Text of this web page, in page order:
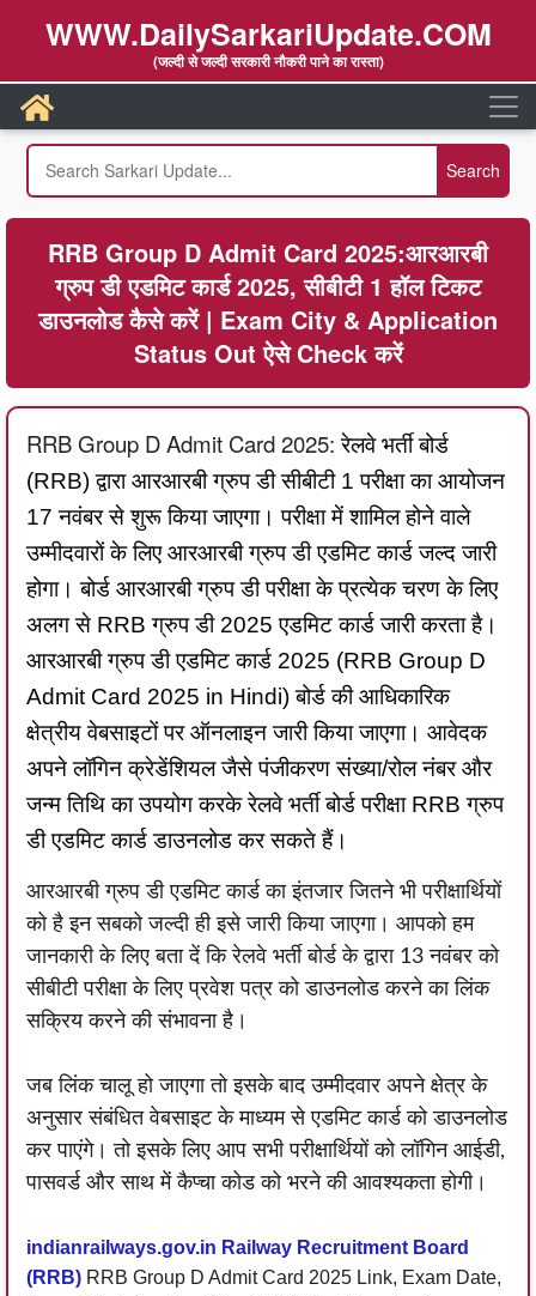
WWW.DailySarkariUpdate.COM
(जल्दी से जल्दी सरकारी नौकरी पाने का रास्ता)
RRB Group D Admit Card 2025:आरआरबी
ग्रुप डी एडमिट कार्ड 2025, सीबीटी 1 हॉल टिकट
डाउनलोड कैसे करें | Exam City & Application
Status Out ऐसे Check करें
RRB Group D Admit Card 2025:रेलवे भर्ती बोर्ड
(RRB) द्वारा आरआरबी ग्रुप डी सीबीटी 1 परीक्षा का आयोजन
17 नवंबर से शुरू किया जाएगा। परीक्षा में शामिल होने वाले
उम्मीदवारों के लिए आरआरबी ग्रुप डी एडमिट कार्ड जल्द जारी
होगा। बोर्ड आरआरबी ग्रुप डी परीक्षा के प्रत्येक चरण के लिए
अलग से RRB ग्रुप डी 2025 एडमिट कार्ड जारी करता है।
आरआरबी ग्रुप डी एडमिट कार्ड 2025 (RRB Group D
Admit Card 2025 in Hindi) बोर्ड की आधिकारिक
क्षेत्रीय वेबसाइटों पर ऑनलाइन जारी किया जाएगा। आवेदक
अपने लॉगिन क्रेडेंशियल जैसे पंजीकरण संख्या/रोल नंबर और
जन्म तिथि का उपयोग करके रेलवे भर्ती बोर्ड परीक्षा RRB ग्रुप
डी एडमिट कार्ड डाउनलोड कर सकते हैं।
आरआरबी ग्रुप डी एडमिट कार्ड का इंतजार जितने भी परीक्षार्थियों
को है इन सबको जल्दी ही इसे जारी किया जाएगा। आपको हम
जानकारी के लिए बता दें कि रेलवे भर्ती बोर्ड के द्वारा 13 नवंबर को
सीबीटी परीक्षा के लिए प्रवेश पत्र को डाउनलोड करने का लिंक
सक्रिय करने की संभावना है।
जब लिंक चालू हो जाएगा तो इसके बाद उम्मीदवार अपने क्षेत्र के
अनुसार संबंधित वेबसाइट के माध्यम से एडमिट कार्ड को डाउनलोड
कर पाएंगे। तो इसके लिए आप सभी परीक्षार्थियों को लॉगिन आईडी,
पासवर्ड और साथ में कैप्चा कोड को भरने की आवश्यकता होगी।
indianrailways.gov.in Railway Recruitment Board
(RRB) RRB Group D Admit Card 2025 Link, Exam Date,